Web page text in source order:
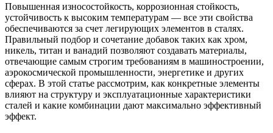
Повышенная износостойкость, коррозионная стойкость,
устойчивость к высоким температурам — все эти свойства
обеспечиваются за счет легирующих элементов в сталях.
Правильный подбор и сочетание добавок таких как хром,
никель, титан и ванадий позволяют создавать материалы,
отвечающие самым строгим требованиям в машиностроении,
аэрокосмической промышленности, энергетике и других
сферах. В этой статье рассмотрим, как конкретные элементы
влияют на структуру и эксплуатационные характеристики
сталей и какие комбинации дают максимально эффективный
эффект.